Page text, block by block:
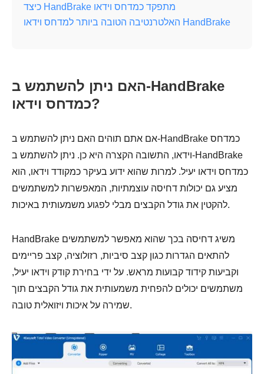
כיצד HandBrake מתפקד כמדחס וידאו
האלטרנטיבה הטובה ביותר למדחס וידאו HandBrake
האם ניתן להשתמש ב-HandBrake
כמדחס וידאו?
אם אתם תוהים האם ניתן להשתמש ב-HandBrake כמדחס
וידאו, התשובה הקצרה היא כן. ניתן להשתמש ב-HandBrake
כמדחס וידאו יעיל. למרות שהוא ידוע בעיקר כמקודד וידאו, הוא
מציע גם יכולות דחיסה עוצמתיות, המאפשרות למשתמשים
להקטין את גודל הקבצים מבלי לפגוע משמעותית באיכות.
HandBrake משיג דחיסה בכך שהוא מאפשר למשתמשים
להתאים הגדרות כגון קצב סיביות, רזולוציה, קצב פריימים
וקביעות קידוד קבועות מראש. על ידי בחירת קודק וידאו יעיל,
משתמשים יכולים להפחית משמעותית את גודל הקבצים תוך
שמירה על איכות ויזואלית טובה.